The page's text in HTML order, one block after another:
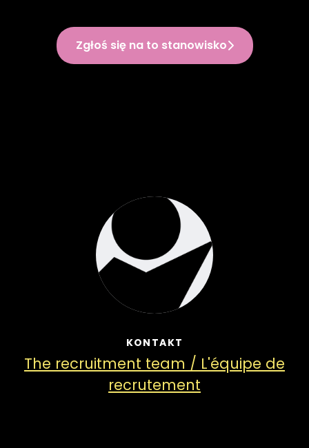
Zgłoś się na to stanowisko
KONTAKT
The recruitment team / L'équipe de
recrutement